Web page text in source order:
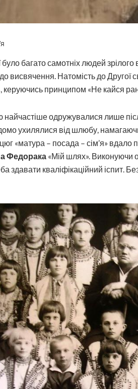
було багато самот­ніх людей
висвячення. Натомість до Другої
керуючись принципом «Не кайся
найчастіше одружувалися лише
ухилялися від шлюбу,
«матура – посада – сім’я»
Федорака «Мій шлях». Виконуючи
здавати кваліфікаційний іспит.